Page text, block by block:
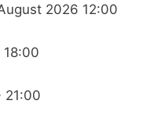
2026 12:00
21:00